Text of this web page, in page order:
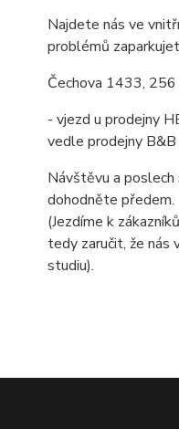
Najdete nás ve
problémů
Čechova 1433,
- vjezd u prodejny
vedle prodejny
Návštěvu a poslech
dohodněte předem.
(Jezdíme k
tedy zaručit, že nás
studiu).